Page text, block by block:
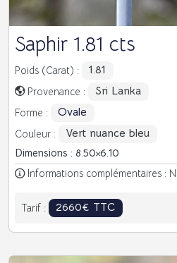
Saphir 1.81 cts
Poids (Carat) : 1.81
Provenance : Sri Lanka
Forme : Ovale
Couleur : Vert nuance bleu
Dimensions : 8.50 6.10
Informations complémentaires :
Tarif : 2660€ TTC